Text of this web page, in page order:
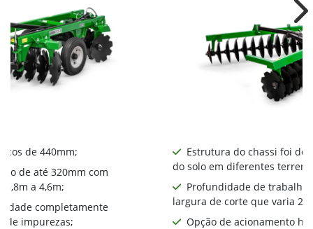
de 440mm​;
de até 320mm com
a 4,6m;
completamente
de impurezas;
Estrutura do chassi foi
do solo em diferentes
Profundidade de trabalho
largura de corte que varia
Opção de acionamento